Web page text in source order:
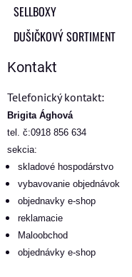
SELLBOXY
DUŠIČKOVÝ SORTIMENT
Kontakt
Telefonický kontakt:
Brigita Ághová
tel. č:0918 856 634
sekcia:
skladové hospodárstvo
vybavovanie objednávok
objednavky e-shop
reklamacie
Maloobchod
objednávky e-shop